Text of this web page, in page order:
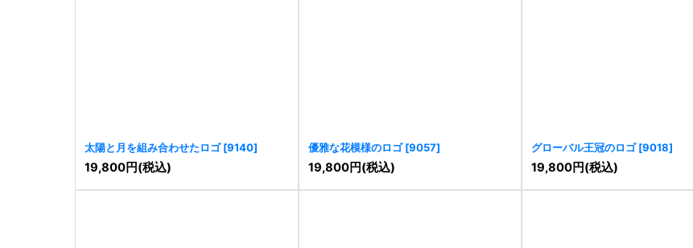
太陽と月を組み合わせたロゴ [9140]
19,800円(税込)
優雅な花模様のロゴ [9057]
19,800円(税込)
グローバル王冠のロゴ [9018]
19,800円(税込)